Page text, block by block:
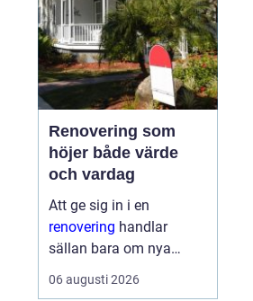
Renovering som
höjer både värde
och vardag
Att ge sig in i en
renovering handlar
sällan bara om nya
ytskikt. För många
handlar det om att
06 augusti 2026